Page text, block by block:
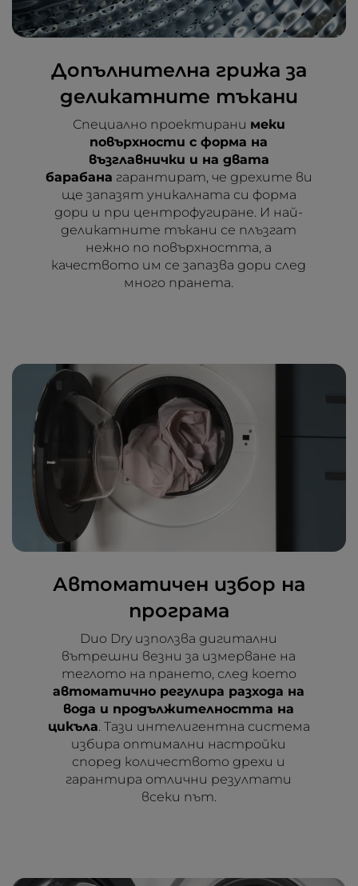
Допълнителна грижа за
деликатните тъкани
Специално проектирани меки
повърхности с форма на
възглавнички и на двата
барабана гарантират, че дрехите ви
ще запазят уникалната си форма
дори и при центрофугиране. И най-
деликатните тъкани се плъзгат
нежно по повърхността, а
качеството им се запазва дори след
много пранета.
Автоматичен избор на
програма
Duo Dry използва дигитални
вътрешни везни за измерване на
теглото на прането, след което
автоматично регулира разхода на
вода и продължителността на
цикъла. Тази интелигентна система
избира оптимални настройки
според количеството дрехи и
гарантира отлични резултати
всеки път.